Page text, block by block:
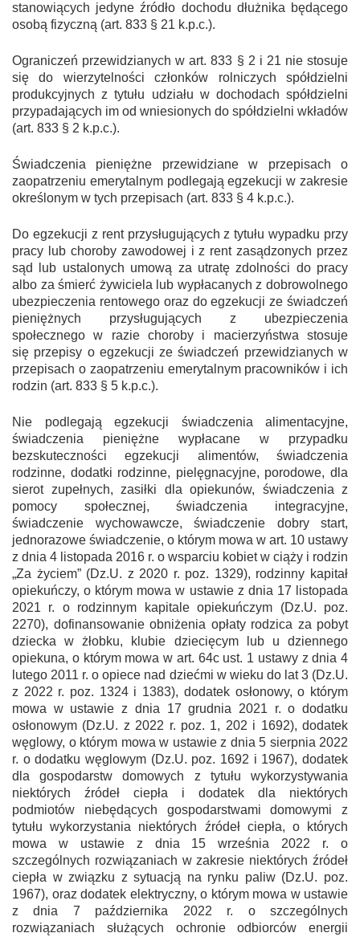
stanowiących jedyne źródło dochodu dłużnika będącego
osobą fizyczną (art. 833 § 21 k.p.c.).
Ograniczeń przewidzianych w art. 833 § 2 i 21 nie stosuje
się do wierzytelności członków rolniczych spółdzielni
produkcyjnych z tytułu udziału w dochodach spółdzielni
przypadających im od wniesionych do spółdzielni wkładów
(art. 833 § 2 k.p.c.).
Świadczenia pieniężne przewidziane w przepisach o
zaopatrzeniu emerytalnym podlegają egzekucji w zakresie
określonym w tych przepisach (art. 833 § 4 k.p.c.).
Do egzekucji z rent przysługujących z tytułu wypadku przy
pracy lub choroby zawodowej i z rent zasądzonych przez
sąd lub ustalonych umową za utratę zdolności do pracy
albo za śmierć żywiciela lub wypłacanych z dobrowolnego
ubezpieczenia rentowego oraz do egzekucji ze świadczeń
pieniężnych przysługujących z ubezpieczenia
społecznego w razie choroby i macierzyństwa stosuje
się przepisy o egzekucji ze świadczeń przewidzianych w
przepisach o zaopatrzeniu emerytalnym pracowników i ich
rodzin (art. 833 § 5 k.p.c.).
Nie podlegają egzekucji świadczenia alimentacyjne,
świadczenia pieniężne wypłacane w przypadku
bezskuteczności egzekucji alimentów, świadczenia
rodzinne, dodatki rodzinne, pielęgnacyjne, porodowe, dla
sierot zupełnych, zasiłki dla opiekunów, świadczenia z
pomocy społecznej, świadczenia integracyjne,
świadczenie wychowawcze, świadczenie dobry start,
jednorazowe świadczenie, o którym mowa w art. 10 ustawy
z dnia 4 listopada 2016 r. o wsparciu kobiet w ciąży i rodzin
„Za życiem” (Dz.U. z 2020 r. poz. 1329), rodzinny kapitał
opiekuńczy, o którym mowa w ustawie z dnia 17 listopada
2021 r. o rodzinnym kapitale opiekuńczym (Dz.U. poz.
2270), dofinansowanie obniżenia opłaty rodzica za pobyt
dziecka w żłobku, klubie dziecięcym lub u dziennego
opiekuna, o którym mowa w art. 64c ust. 1 ustawy z dnia 4
lutego 2011 r. o opiece nad dziećmi w wieku do lat 3 (Dz.U.
z 2022 r. poz. 1324 i 1383), dodatek osłonowy, o którym
mowa w ustawie z dnia 17 grudnia 2021 r. o dodatku
osłonowym (Dz.U. z 2022 r. poz. 1, 202 i 1692), dodatek
węglowy, o którym mowa w ustawie z dnia 5 sierpnia 2022
r. o dodatku węglowym (Dz.U. poz. 1692 i 1967), dodatek
dla gospodarstw domowych z tytułu wykorzystywania
niektórych źródeł ciepła i dodatek dla niektórych
podmiotów niebędących gospodarstwami domowymi z
tytułu wykorzystania niektórych źródeł ciepła, o których
mowa w ustawie z dnia 15 września 2022 r. o
szczególnych rozwiązaniach w zakresie niektórych źródeł
ciepła w związku z sytuacją na rynku paliw (Dz.U. poz.
1967), oraz dodatek elektryczny, o którym mowa w ustawie
z dnia 7 października 2022 r. o szczególnych
rozwiązaniach służących ochronie odbiorców energii